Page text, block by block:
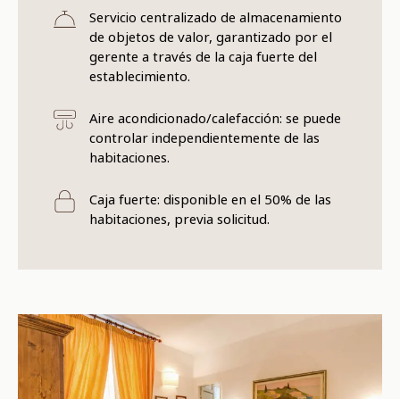
Servicio centralizado de almacenamiento
de objetos de valor, garantizado por el
gerente a través de la caja fuerte del
establecimiento.
Aire acondicionado/calefacción: se puede
controlar independientemente de las
habitaciones.
Caja fuerte: disponible en el 50% de las
habitaciones, previa solicitud.